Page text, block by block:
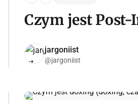
Czym jest Post-
jargoniist
@jargoniist